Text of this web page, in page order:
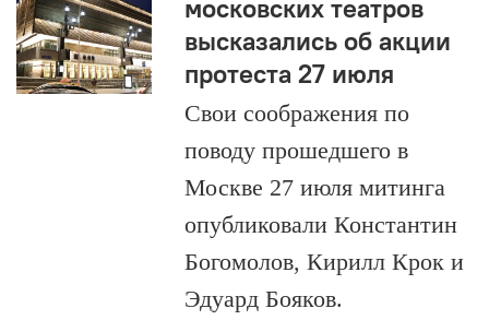
московских театров
высказались об акции
протеста 27 июля
Свои соображения по
поводу прошедшего в
Москве 27 июля митинга
опубликовали Константин
Богомолов, Кирилл Крок и
Эдуард Бояков.